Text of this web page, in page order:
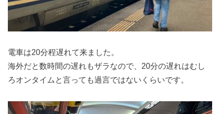
電車は20分程遅れて来ました。
海外だと数時間の遅れもザラなので、20分の遅れはむし
ろオンタイムと言っても過言ではないくらいです。